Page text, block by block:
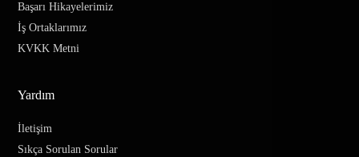
Başarı Hikayelerimiz
İş Ortaklarımız
KVKK Metni
Yardım
İletişim
Sıkça Sorulan Sorular